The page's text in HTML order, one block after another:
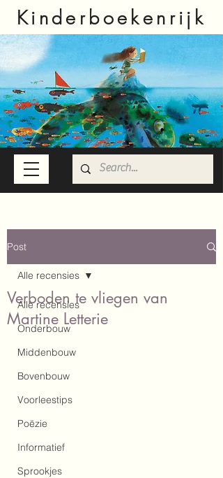
Kinderboekenrijk
Post
Alle recensies
Onderbouw
Middenbouw
Bovenbouw
Voorleestips
Poëzie
Informatief
Sprookjes
Alle recensies
Verboden te vliegen van
Martine Letterie